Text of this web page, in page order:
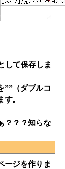
して保存しま
””（ダブルコ
。
？？？知らな
ージを作りま